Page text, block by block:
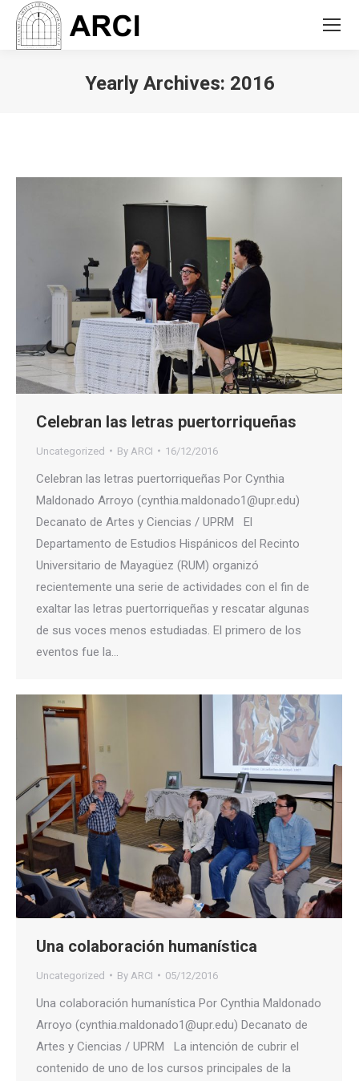
Yearly Archives: 2016
Celebran las letras puertorriqueñas
Uncategorized By ARCI 16/12/2016
Celebran las letras puertorriqueñas Por Cynthia
Maldonado Arroyo (cynthia.maldonado1@upr.edu)
Decanato de Artes y Ciencias / UPRM El
Departamento de Estudios Hispánicos del Recinto
Universitario de Mayagüez (RUM) organizó
recientemente una serie de actividades con el fin de
exaltar las letras puertorriqueñas y rescatar algunas
de sus voces menos estudiadas. El primero de los
eventos fue la…
Una colaboración humanística
Uncategorized By ARCI 05/12/2016
Una colaboración humanística Por Cynthia Maldonado
Arroyo (cynthia.maldonado1@upr.edu) Decanato de
Artes y Ciencias / UPRM La intención de cubrir el
contenido de uno de los cursos principales de la